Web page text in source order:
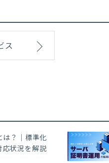
ス
は？｜標準化
応状況を解説